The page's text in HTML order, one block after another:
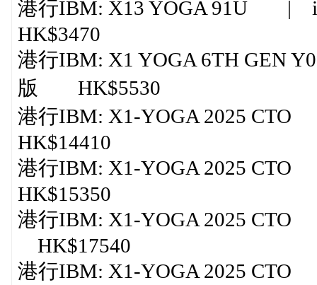
港行IBM: X13 YOGA 91U |
HK$3470
港行IBM: X1 YOGA 6TH GEN
版 HK$5530
港行IBM: X1-YOGA 2025
HK$14410
港行IBM: X1-YOGA 2025
HK$15350
港行IBM: X1-YOGA 2025
HK$17540
港行IBM: X1-YOGA 2025